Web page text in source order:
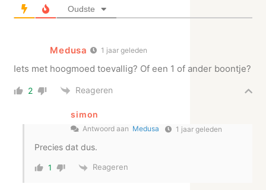
Oudste
Medusa 1 jaar geleden
Iets met hoogmoed toevallig? Of een 1 of ander boontje?
2 Reageren
simon
Antwoord aan Medusa 1 jaar geleden
Precies dat dus.
1 Reageren